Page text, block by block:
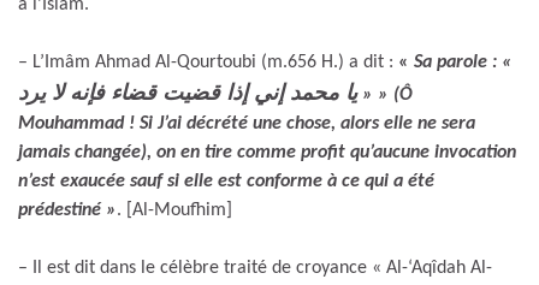
à l’Islâm.
– L’Imâm Ahmad Al-Qourtoubi (m.656 H.) a dit : « Sa parole : «
يا محمد إني إذا قضيت قضاء فإنه لا يرد» » (Ô
Mouhammad ! Si J’ai décrété une chose, alors elle ne sera
jamais changée), on en tire comme profit qu’aucune invocation
n’est exaucée sauf si elle est conforme à ce qui a été
prédestiné ». [Al-Moufhim]
– Il est dit dans le célèbre traité de croyance « Al-‘Aqîdah Al-